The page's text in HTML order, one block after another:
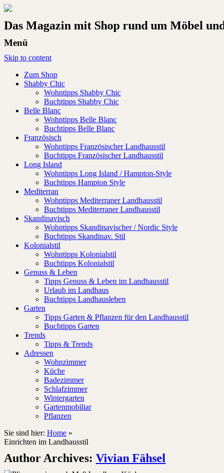
Das Magazin mit Shop rund um Möbel
Menü
Skip to content
Zum Shop
Shabby Chic
Wohntipps Shabby Chic
Buchtipps Shabby Chic
Belle Blanc
Wohntipps Belle Blanc
Buchtipps Belle Blanc
Französisch
Wohntipps Französischer Landhausstil
Buchtipps Französischer Landhausstil
Long Island
Wohntipps Long Island / Hampton-Style
Buchtipps Hampton Style
Mediterran
Wohntipps Mediterraner Landhausstil
Buchtipps Mediterraner Landhausstil
Skandinavisch
Wohntipps Skandinavischer / Nordic Style
Buchtipps Skandinav. Stil
Kolonialstil
Wohntipps Kolonialstil
Buchtipps Kolonialstil
Genuss & Leben
Tipps Genuss & Leben im Landhausstil
Urlaub im Landhaus
Buchtipps Landhausleben
Garten
Tipps Garten & Pflanzen für den Landhausstil
Buchtipps Garten
Trends
Tipps & Trends
Adressen
Wohnzimmer
Küche
Badezimmer
Schlafzimmer
Wintergarten
Gartenmobiliar
Pflanzen
Sie sind hier: Home »
Einrichten im Landhausstil
Author Archives: Vivian Fähsel